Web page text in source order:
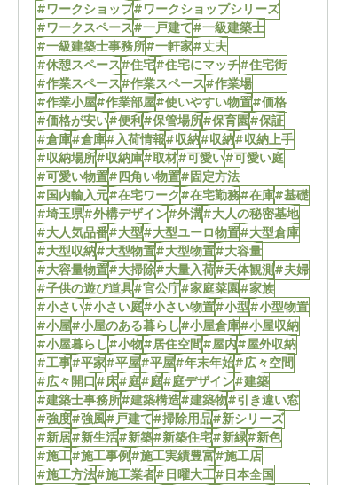
#ワークショップ#ワークショップシリーズ
#ワークスペース#一戸建て#一級建築士
#一級建築士事務所#一軒家#丈夫
#休憩スペース#住宅#住宅にマッチ#住宅街
#作業スペース#作業スペース#作業場
#作業小屋#作業部屋#使いやすい物置#価格
#価格が安い#便利#保管場所#保育園#保証
#倉庫#倉庫#入荷情報#収納#収納#収納上手
#収納場所#収納庫#取材#可愛い#可愛い庭
#可愛い物置#四角い物置#固定方法
#国内輸入元#在宅ワーク#在宅勤務#在庫#基礎
#埼玉県#外構デザイン#外溝#大人の秘密基地
#大人気品番#大型#大型ユーロ物置#大型倉庫
#大型収納#大型物置#大型物置#大容量
#大容量物置#大掃除#大量入荷#天体観測#夫婦
#子供の遊び道具#官公庁#家庭菜園#家族
#小さい#小さい庭#小さい物置#小型#小型物置
#小屋#小屋のある暮らし#小屋倉庫#小屋収納
#小屋暮らし#小物#居住空間#屋内#屋外収納
#工事#平家#平屋#平屋#年末年始#広々空間
#広々開口#床#庭#庭#庭デザイン#建築
#建築士事務所#建築構造#建築物#引き違い窓
#強度#強風#戸建て#掃除用品#新シリーズ
#新居#新生活#新築#新築住宅#新緑#新色
#施工#施工事例#施工実績豊富#施工店
#施工方法#施工業者#日曜大工#日本全国